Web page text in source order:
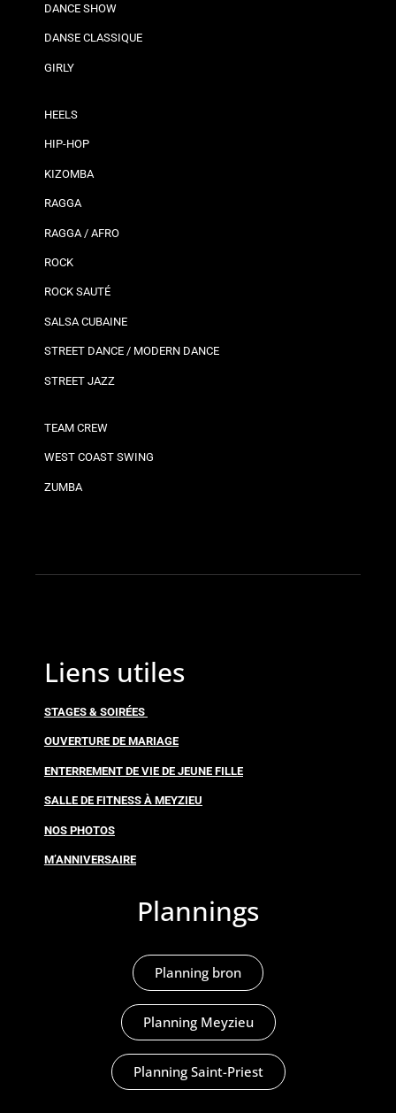
DANCE SHOW
DANSE CLASSIQUE
GIRLY
HEELS
HIP-HOP
KIZOMBA
RAGGA
RAGGA / AFRO
ROCK
ROCK SAUTÉ
SALSA CUBAINE
STREET DANCE / MODERN DANCE
STREET JAZZ
TEAM CREW
WEST COAST SWING
ZUMBA
Liens utiles
STAGES & SOIRÉES
OUVERTURE DE MARIAGE
ENTERREMENT DE VIE DE JEUNE FILLE
SALLE DE FITNESS À MEYZIEU
NOS PHOTOS
M’ANNIVERSAIRE
Plannings
Planning bron
Planning Meyzieu
Planning Saint-Priest